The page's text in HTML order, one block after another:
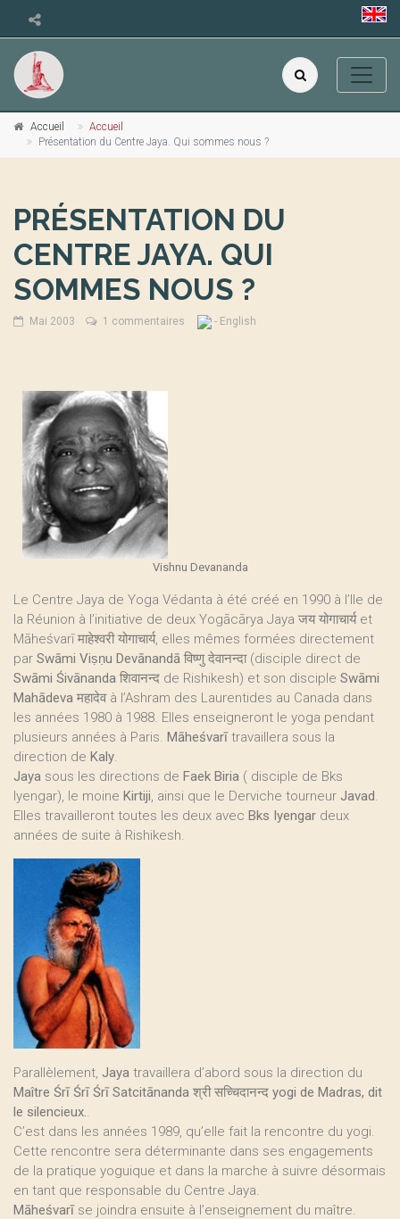
Accueil
Accueil
Présentation du Centre Jaya. Qui sommes nous ?
PRÉSENTATION DU
CENTRE JAYA. QUI
SOMMES NOUS ?
Mai 2003 1 commentaires - English
Vishnu Devananda
Le Centre Jaya de Yoga Védanta à été créé en 1990 à l’Ile de
la Réunion à l’initiative de deux Yogācārya Jaya जय योगाचार्य et
Māheśvarī माहेश्वरी योगाचार्य, elles mêmes formées directement
par Swāmi Viṣṇu Devānandā विष्णु देवानन्दा (disciple direct de
Swāmi Śivānanda शिवानन्द de Rishikesh) et son disciple Swāmi
Mahādeva महादेवà l’Ashram des Laurentides au Canada dans
les années 1980 à 1988. Elles enseigneront le yoga pendant
plusieurs années à Paris. Māheśvarītravaillera sous la
direction de Kaly.
Jaya sous les directions de Faek Biria ( disciple de Bks
Iyengar), le moine Kirtiji, ainsi que le Derviche tourneur Javad.
Elles travailleront toutes les deux avec Bks Iyengar deux
années de suite à Rishikesh.
Parallèlement, Jaya travaillera d’abord sous la direction du
Maître Śrī Śrī Śrī Satcitānanda श्री सच्चिदानन्द yogi de Madras, dit
le silencieux.
C’est dans les années 1989, qu’elle fait la rencontre du yogi.
Cette rencontre sera déterminante dans ses engagements
de la pratique yoguique et dans la marche à suivre désormais
en tant que responsable du Centre Jaya.
Māheśvarīse joindra ensuite à l’enseignement du maître.